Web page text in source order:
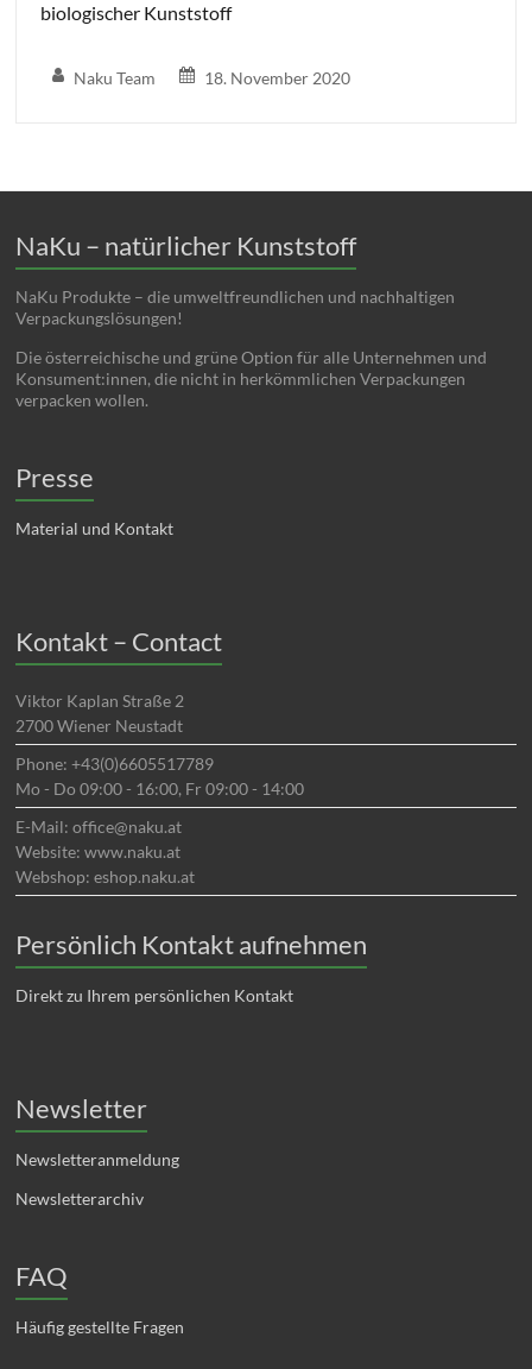
biologischer Kunststoff
Naku Team 18. November 2020
NaKu – natürlicher Kunststoff
NaKu Produkte – die umweltfreundlichen und nachhaltigen
Verpackungslösungen!
Die österreichische und grüne Option für alle Unternehmen und
Konsument:innen, die nicht in herkömmlichen Verpackungen
verpacken wollen.
Presse
Material und Kontakt
Kontakt – Contact
Viktor Kaplan Straße 2
2700 Wiener Neustadt
Phone: +43(0)6605517789
Mo - Do 09:00 - 16:00, Fr 09:00 - 14:00
E-Mail: office@naku.at
Website: www.naku.at
Webshop: eshop.naku.at
Persönlich Kontakt aufnehmen
Direkt zu Ihrem persönlichen Kontakt
Newsletter
Newsletteranmeldung
Newsletterarchiv
FAQ
Häufig gestellte Fragen